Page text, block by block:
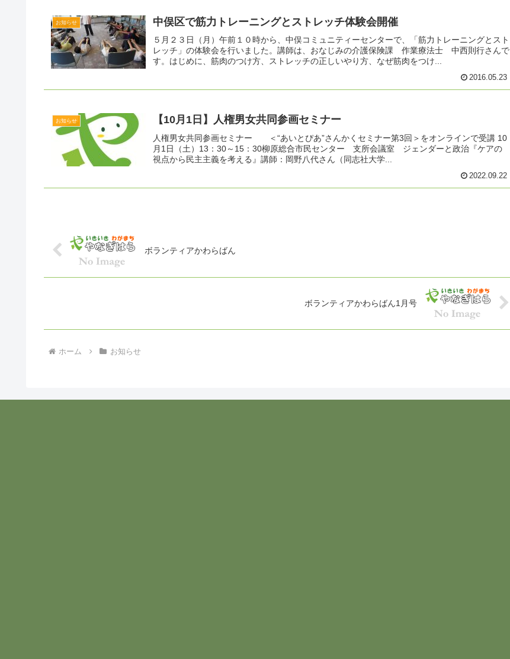
お知らせ 中俣区で筋力トレーニングとストレッチ体験会開催
５月２３日（月）午前１０時から、中俣コミュニティーセンターで、「筋力トレーニングとスト
レッチ」の体験会を行いました。講師は、おなじみの介護保険課 作業療法士 中西則行さんで
す。はじめに、筋肉のつけ方、ストレッチの正しいやり方、なぜ筋肉をつけ...
2016.05.23
お知らせ 【10月1日】人権男女共同参画セミナー
人権男女共同参画セミナー ＜“あいとぴあ”さんかくセミナー第3回＞をオンラインで受講 10
月1日（土）13：30～15：30柳原総合市民センター 支所会議室 ジェンダーと政治『ケアの
視点から民主主義を考える』講師：岡野八代さん（同志社大学...
2022.09.22
ボランティアかわらばん
ボランティアかわらばん1月号
ホーム お知らせ